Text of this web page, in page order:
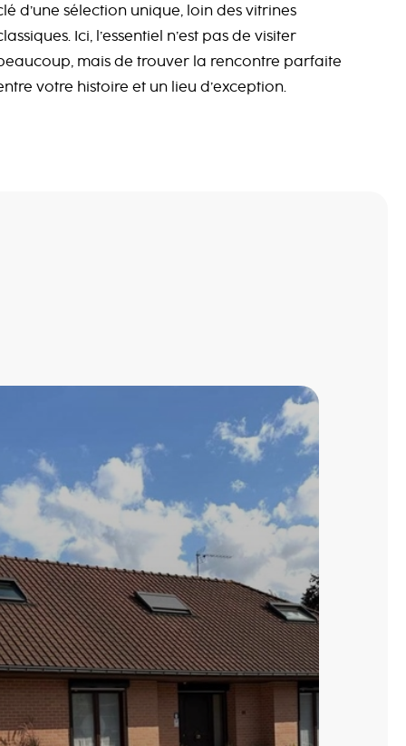
d’une sélection unique, loin des vitrines
Ici, l’essentiel n’est pas de visiter
mais de trouver la rencontre parfaite
votre histoire et un lieu d’exception.